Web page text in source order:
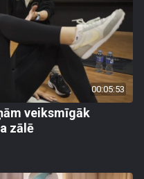
00:05:53
veiksmīgāk
zālē